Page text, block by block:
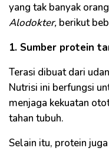
yang tak banyak
Alodokter, berikut
1. Sumber protein
Terasi dibuat dari
Nutrisi ini berfungsi
menjaga kekuatan
tahan tubuh.
Selain itu, protein